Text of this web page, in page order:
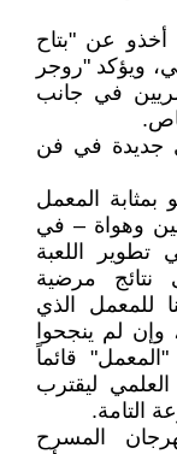
أخذو عن "بتاح
ويؤكد "روجر
في جانب
جديدة في فن
المعمل
وهواة – في
تطوير اللعبة
نتائج مرضية
للمعمل الذي
وإن لم ينجحوا
قائماً
ليقترب
التامة.
المسرح